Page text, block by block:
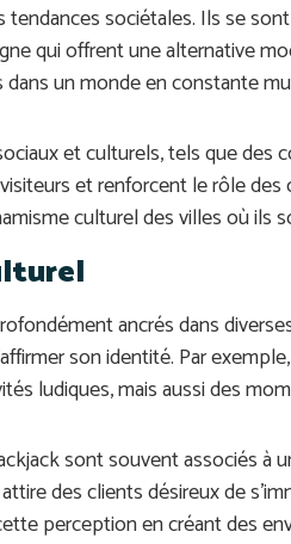
sociétales. Ils se
qui offrent une alternative
un monde en constante
et culturels, tels que des
et renforcent le rôle
culturel des villes où ils
ancrés dans
son identité. Par
ludiques, mais aussi des
sont souvent associés à
des clients désireux de
perception en créant des